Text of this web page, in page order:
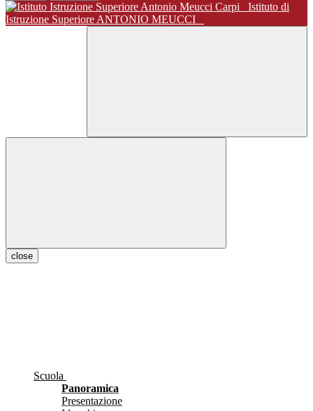
Istituto di
Istruzione Superiore ANTONIO MEUCCI
close
Scuola
Panoramica
Presentazione